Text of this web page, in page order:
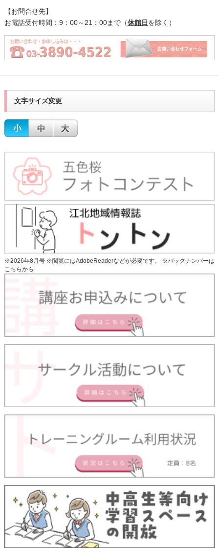
【お問合せ先】
お電話受付時間：9：00～21：00まで（休館日 を除く）
文字サイズ変更
※2026年8月号 ※閲覧にはAdobeReaderなどが必要です。 ※バックナンバーは
こちらから